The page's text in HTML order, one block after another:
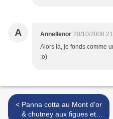
A Annellenor 20/10/2008
Alors là, je fonds comme
;o)
< Panna cotta au Mont d'or
& chutney aux figues et